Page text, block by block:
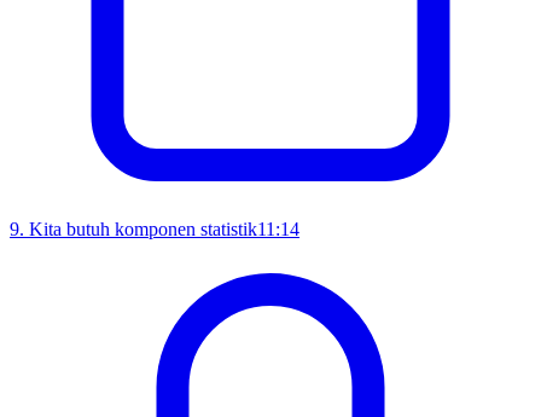
9. Kita butuh komponen statistik11:14